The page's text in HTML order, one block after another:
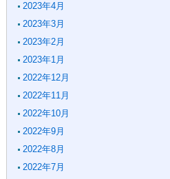
2023年4月
2023年3月
2023年2月
2023年1月
2022年12月
2022年11月
2022年10月
2022年9月
2022年8月
2022年7月